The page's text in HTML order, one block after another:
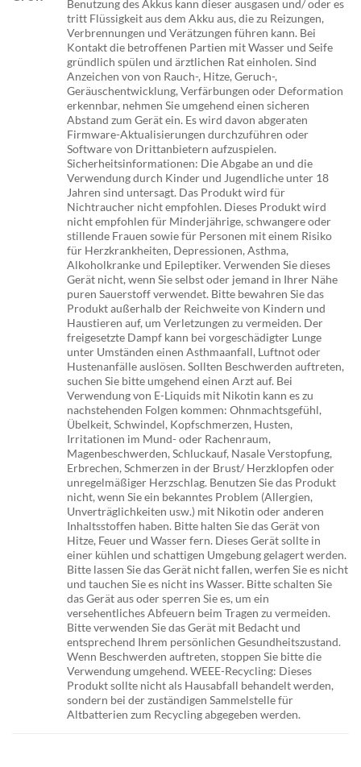
Benutzung des Akkus kann dieser ausgasen und/ oder es
tritt Flüssigkeit aus dem Akku aus, die zu Reizungen,
Verbrennungen und Verätzungen führen kann. Bei
Kontakt die betroffenen Partien mit Wasser und Seife
gründlich spülen und ärztlichen Rat einholen. Sind
Anzeichen von von Rauch-, Hitze, Geruch-,
Geräuschentwicklung, Verfärbungen oder Deformation
erkennbar, nehmen Sie umgehend einen sicheren
Abstand zum Gerät ein. Es wird davon abgeraten
Firmware-Aktualisierungen durchzuführen oder
Software von Drittanbietern aufzuspielen.
Sicherheitsinformationen: Die Abgabe an und die
Verwendung durch Kinder und Jugendliche unter 18
Jahren sind untersagt. Das Produkt wird für
Nichtraucher nicht empfohlen. Dieses Produkt wird
nicht empfohlen für Minderjährige, schwangere oder
stillende Frauen sowie für Personen mit einem Risiko
für Herzkrankheiten, Depressionen, Asthma,
Alkoholkranke und Epileptiker. Verwenden Sie dieses
Gerät nicht, wenn Sie selbst oder jemand in Ihrer Nähe
puren Sauerstoff verwendet. Bitte bewahren Sie das
Produkt außerhalb der Reichweite von Kindern und
Haustieren auf, um Verletzungen zu vermeiden. Der
freigesetzte Dampf kann bei vorgeschädigter Lunge
unter Umständen einen Asthmaanfall, Luftnot oder
Hustenanfälle auslösen. Sollten Beschwerden auftreten,
suchen Sie bitte umgehend einen Arzt auf. Bei
Verwendung von E-Liquids mit Nikotin kann es zu
nachstehenden Folgen kommen: Ohnmachtsgefühl,
Übelkeit, Schwindel, Kopfschmerzen, Husten,
Irritationen im Mund- oder Rachenraum,
Magenbeschwerden, Schluckauf, Nasale Verstopfung,
Erbrechen, Schmerzen in der Brust/ Herzklopfen oder
unregelmäßiger Herzschlag. Benutzen Sie das Produkt
nicht, wenn Sie ein bekanntes Problem (Allergien,
Unverträglichkeiten usw.) mit Nikotin oder anderen
Inhaltsstoffen haben. Bitte halten Sie das Gerät von
Hitze, Feuer und Wasser fern. Dieses Gerät sollte in
einer kühlen und schattigen Umgebung gelagert werden.
Bitte lassen Sie das Gerät nicht fallen, werfen Sie es nicht
und tauchen Sie es nicht ins Wasser. Bitte schalten Sie
das Gerät aus oder sperren Sie es, um ein
versehentliches Abfeuern beim Tragen zu vermeiden.
Bitte verwenden Sie das Gerät mit Bedacht und
entsprechend Ihrem persönlichen Gesundheitszustand.
Wenn Beschwerden auftreten, stoppen Sie bitte die
Verwendung umgehend. WEEE-Recycling: Dieses
Produkt sollte nicht als Hausabfall behandelt werden,
sondern bei der zuständigen Sammelstelle für
Altbatterien zum Recycling abgegeben werden.